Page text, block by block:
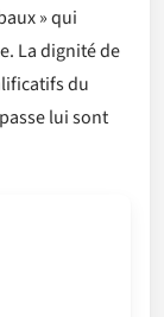
» qui
La dignité de
du
lui sont